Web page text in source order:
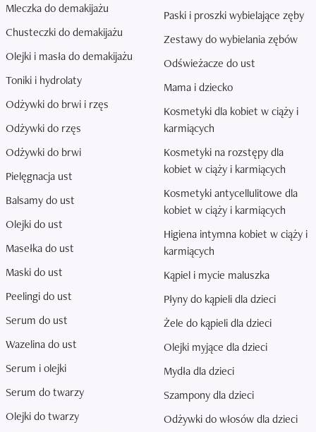
Mleczka do demakijażu
Chusteczki do demakijażu
Olejki i masła do demakijażu
Toniki i hydrolaty
Odżywki do brwi i rzęs
Odżywki do rzęs
Odżywki do brwi
Pielęgnacja ust
Balsamy do ust
Olejki do ust
Masełka do ust
Maski do ust
Peelingi do ust
Serum do ust
Wazelina do ust
Serum i olejki
Serum do twarzy
Olejki do twarzy
Paski i proszki wybielające zęby
Zestawy do wybielania zębów
Odświeżacze do ust
Mama i dziecko
Kosmetyki dla kobiet w ciąży i
karmiących
Kosmetyki na rozstępy dla
kobiet w ciąży i karmiących
Kosmetyki antycellulitowe dla
kobiet w ciąży i karmiących
Higiena intymna kobiet w ciąży i
karmiących
Kąpiel i mycie maluszka
Płyny do kąpieli dla dzieci
Żele do kąpieli dla dzieci
Olejki myjące dla dzieci
Mydła dla dzieci
Szampony dla dzieci
Odżywki do włosów dla dzieci